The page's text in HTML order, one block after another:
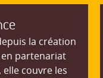
la création
en partenariat
elle couvre les